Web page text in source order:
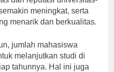
meningkat, serta
menarik dan berkualitas.
jumlah mahasiswa
melanjutkan studi di
tahunnya. Hal ini juga